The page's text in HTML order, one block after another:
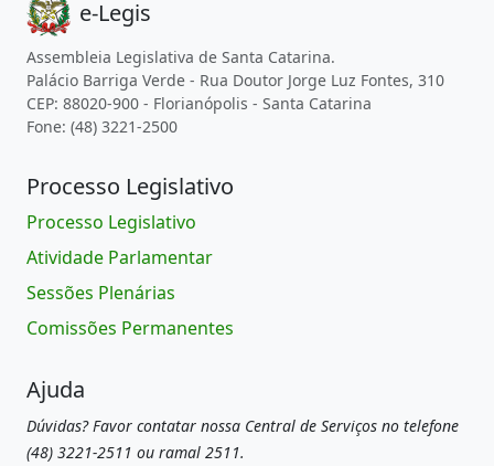
e-Legis
Assembleia Legislativa de Santa Catarina.
Palácio Barriga Verde - Rua Doutor Jorge Luz Fontes, 310
CEP: 88020-900 - Florianópolis - Santa Catarina
Fone: (48) 3221-2500
Processo Legislativo
Processo Legislativo
Atividade Parlamentar
Sessões Plenárias
Comissões Permanentes
Ajuda
Dúvidas? Favor contatar nossa Central de Serviços no telefone
(48) 3221-2511 ou ramal 2511.